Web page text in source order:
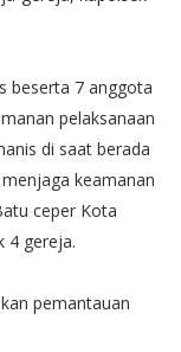
beserta 7 anggota
pelaksanaan
di saat berada
keamanan
ceper Kota
4 gereja.
pemantauan